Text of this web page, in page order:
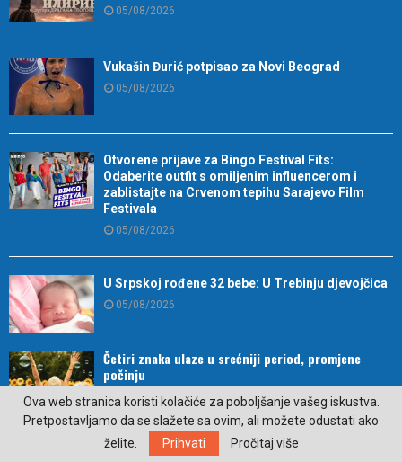
05/08/2026
Vukašin Đurić potpisao za Novi Beograd
05/08/2026
Otvorene prijave za Bingo Festival Fits:
Odaberite outfit s omiljenim influencerom i
zablistajte na Crvenom tepihu Sarajevo Film
Festivala
05/08/2026
U Srpskoj rođene 32 bebe: U Trebinju djevojčica
05/08/2026
Četiri znaka ulaze u srećniji period, promjene
počinju
04/08/2026
Sedam znakova da vašim biljkama nedostaje vode
Ova web stranica koristi kolačiće za poboljšanje vašeg iskustva.
Pretpostavljamo da se slažete sa ovim, ali možete odustati ako
želite.
Prihvati Pročitaj više